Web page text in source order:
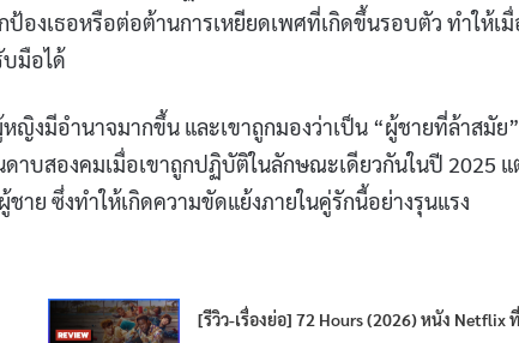
องเธอหรือต่อต้านการเหยียดเพศที่เกิดขึ้นรอบตัว ทำให้เ
มือได้
ญิงมีอำนาจมากขึ้น และเขาถูกมองว่าเป็น “ผู้ชายที่ล้าสมัย”
าบสองคมเมื่อเขาถูกปฏิบัติในลักษณะเดียวกันในปี 2025 แ
าย ซึ่งทำให้เกิดความขัดแย้งภายในคู่รักนี้อย่างรุนแรง
[รีวิว-เรื่องย่อ] 72 Hours (2026) หนัง Netflix